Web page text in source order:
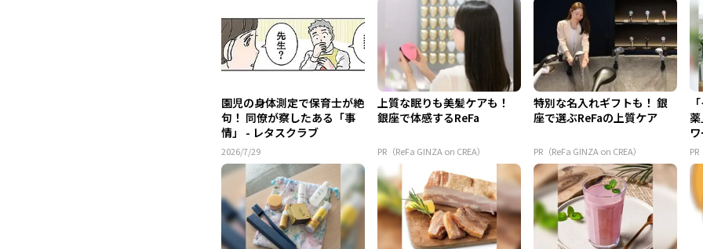
園児の身体測定で保育士が絶
句！ 同僚が察したある「事
情」 - レタスクラブ
2026/7/29
上質な眠りも美髪ケアも！
銀座で体感するReFa
PR（ReFa GINZA on CREA）
特別な名入れギフトも！ 銀
座で選ぶReFaの上質ケア
PR（ReFa GINZA on CREA）